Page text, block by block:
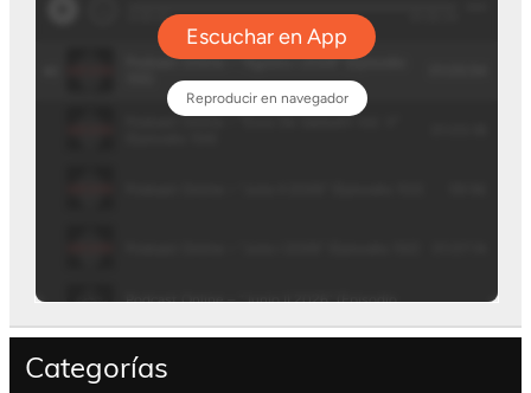
Categorías